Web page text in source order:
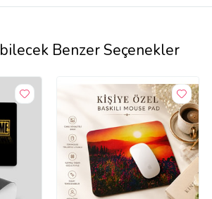
Benzer Seçenekler